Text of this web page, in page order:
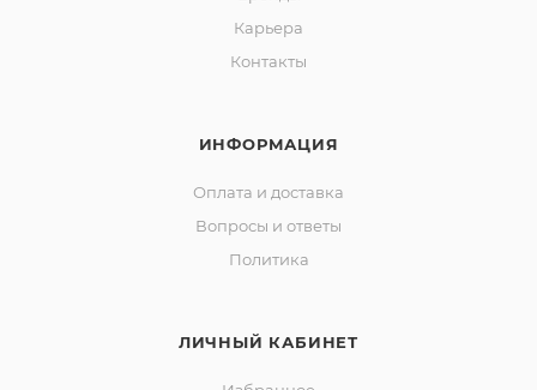
Карьера
Контакты
ИНФОРМАЦИЯ
Оплата и доставка
Вопросы и ответы
Политика
ЛИЧНЫЙ КАБИНЕТ